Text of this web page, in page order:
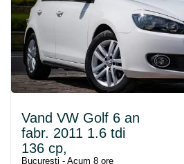
Vand VW Golf 6 an
fabr. 2011 1.6 tdi
136 cp,
Bucuresti - Acum 8 ore